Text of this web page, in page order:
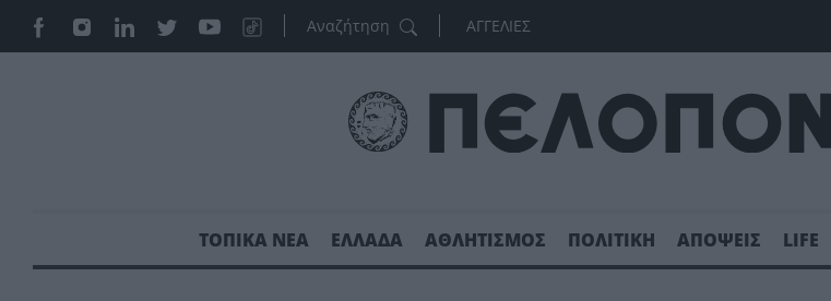
ΑΓΓΕΛΙΕΣ
ΤΟΠΙΚΑ ΝΕΑ ΕΛΛΑΔΑ ΑΘΛΗΤΙΣΜΟΣ ΠΟΛΙΤΙΚΗ ΑΠΟΨΕΙΣ LIFE